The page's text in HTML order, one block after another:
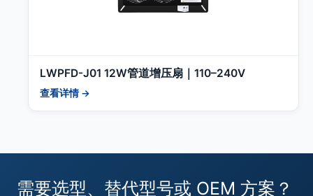
LWPFD-J01 12W管道增压扇｜110–240V
查看详情 →
需要选型、替代型号或 OEM 方案？